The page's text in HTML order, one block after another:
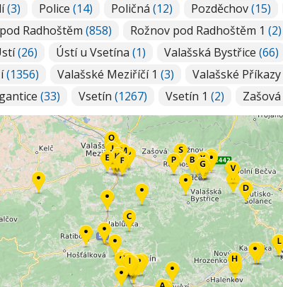
(3) Police (14) Poličná (12) Pozděchov(15)
Radhoštěm (858) Rožnov pod Radhoštěm 1 (2)
(26) Ústí u Vsetína (1) Valašská Bystřice (66)
(1356) Valašské Meziříčí 1 (3) Valašské Příkazy
(33) Vsetín (1267) Vsetín 1 (2) Zašová